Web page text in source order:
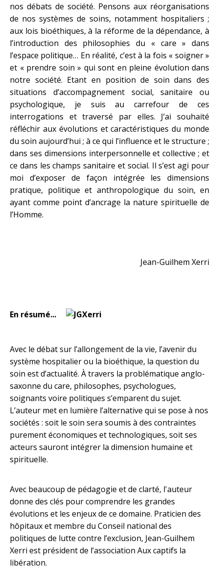
nos débats de société. Pensons aux réorganisations
de nos systèmes de soins, notamment hospitaliers ;
aux lois bioéthiques, à la réforme de la dépendance, à
l’introduction des philosophies du « care » dans
l’espace politique… En réalité, c’est à la fois « soigner »
et « prendre soin » qui sont en pleine évolution dans
notre société. Etant en position de soin dans des
situations d’accompagnement social, sanitaire ou
psychologique, je suis au carrefour de ces
interrogations et traversé par elles. J’ai souhaité
réfléchir aux évolutions et caractéristiques du monde
du soin aujourd’hui ; à ce qui l’influence et le structure ;
dans ses dimensions interpersonnelle et collective ; et
ce dans les champs sanitaire et social. Il s’est agi pour
moi d’exposer de façon intégrée les dimensions
pratique, politique et anthropologique du soin, en
ayant comme point d’ancrage la nature spirituelle de
l’Homme.
Jean-Guilhem Xerri
En résumé...
Avec le débat sur l’allongement de la vie, l’avenir du
système hospitalier ou la bioéthique, la question du
soin est d’actualité. À travers la problématique anglo-
saxonne du care, philosophes, psychologues,
soignants voire politiques s’emparent du sujet.
L’auteur met en lumière l’alternative qui se pose à nos
sociétés : soit le soin sera soumis à des contraintes
purement économiques et technologiques, soit ses
acteurs sauront intégrer la dimension humaine et
spirituelle.
Avec beaucoup de pédagogie et de clarté, l'auteur
donne des clés pour comprendre les grandes
évolutions et les enjeux de ce domaine. Praticien des
hôpitaux et membre du Conseil national des
politiques de lutte contre l’exclusion, Jean-Guilhem
Xerri est président de l’association Aux captifs la
libération.